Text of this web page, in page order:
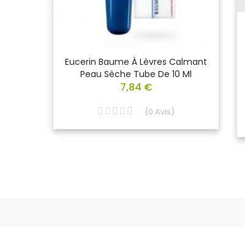
Eucerin Baume À Lèvres Calmant
Peau Sèche Tube De 10 Ml
7,84 €
(0 Avis)